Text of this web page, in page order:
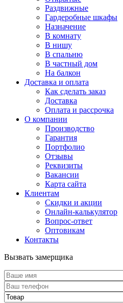
Раздвижные
Гардеробные шкафы
Назначение
В комнату
В нишу
В спальню
В частный дом
На балкон
Доставка и оплата
Как сделать заказ
Доставка
Оплата и рассрочка
О компании
Производство
Гарантия
Портфолио
Отзывы
Реквизиты
Вакансии
Карта сайта
Клиентам
Скидки и акции
Онлайн-калькулятор
Вопрос-ответ
Оптовикам
Контакты
Вызвать замерщика